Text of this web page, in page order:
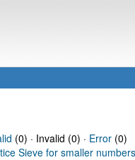
(0) · Invalid (0) · Error(0)
Sieve for smaller numbers